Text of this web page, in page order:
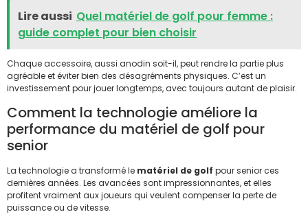
Lire aussi Quel matériel de golf pour femme :
guide complet pour bien choisir
Chaque accessoire, aussi anodin soit-il, peut rendre la partie plus
agréable et éviter bien des désagréments physiques. C’est un
investissement pour jouer longtemps, avec toujours autant de plaisir.
Comment la technologie améliore la
performance du matériel de golf pour
senior
La technologie a transformé le matériel de golf pour senior ces
dernières années. Les avancées sont impressionnantes, et elles
profitent vraiment aux joueurs qui veulent compenser la perte de
puissance ou de vitesse.